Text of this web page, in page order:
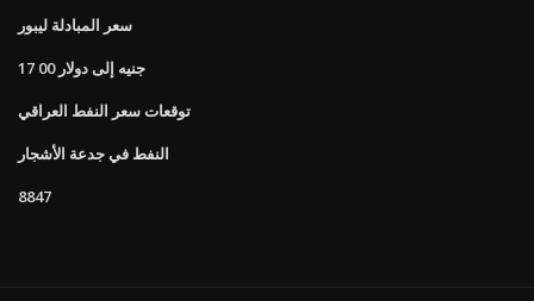
سعر المبادلة ليبور
17 00 جنيه إلى دولار
توقعات سعر النفط العراقي
النفط في جدعة الأشجار
8847